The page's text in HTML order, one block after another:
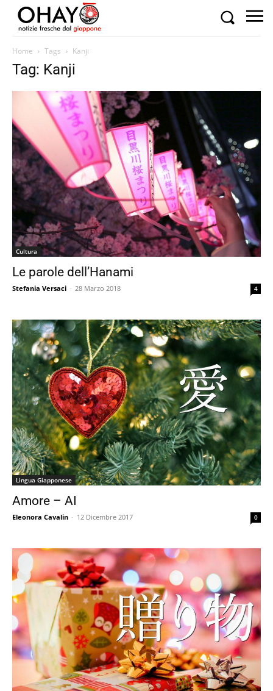
Home Tags Kanji
Tag: Kanji
Cultura
Le parole dell’Hanami
Stefania Versaci - 28 Marzo 2018 4
Lingua Giapponese
Amore – AI
Eleonora Cavalin - 12 Dicembre 2017 0